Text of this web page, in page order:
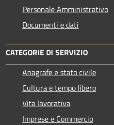
Personale Amministrativo
Documenti e dati
CATEGORIE DI SERVIZIO
Anagrafe e stato civile
Cultura e tempo libero
Vita lavorativa
Imprese e Commercio